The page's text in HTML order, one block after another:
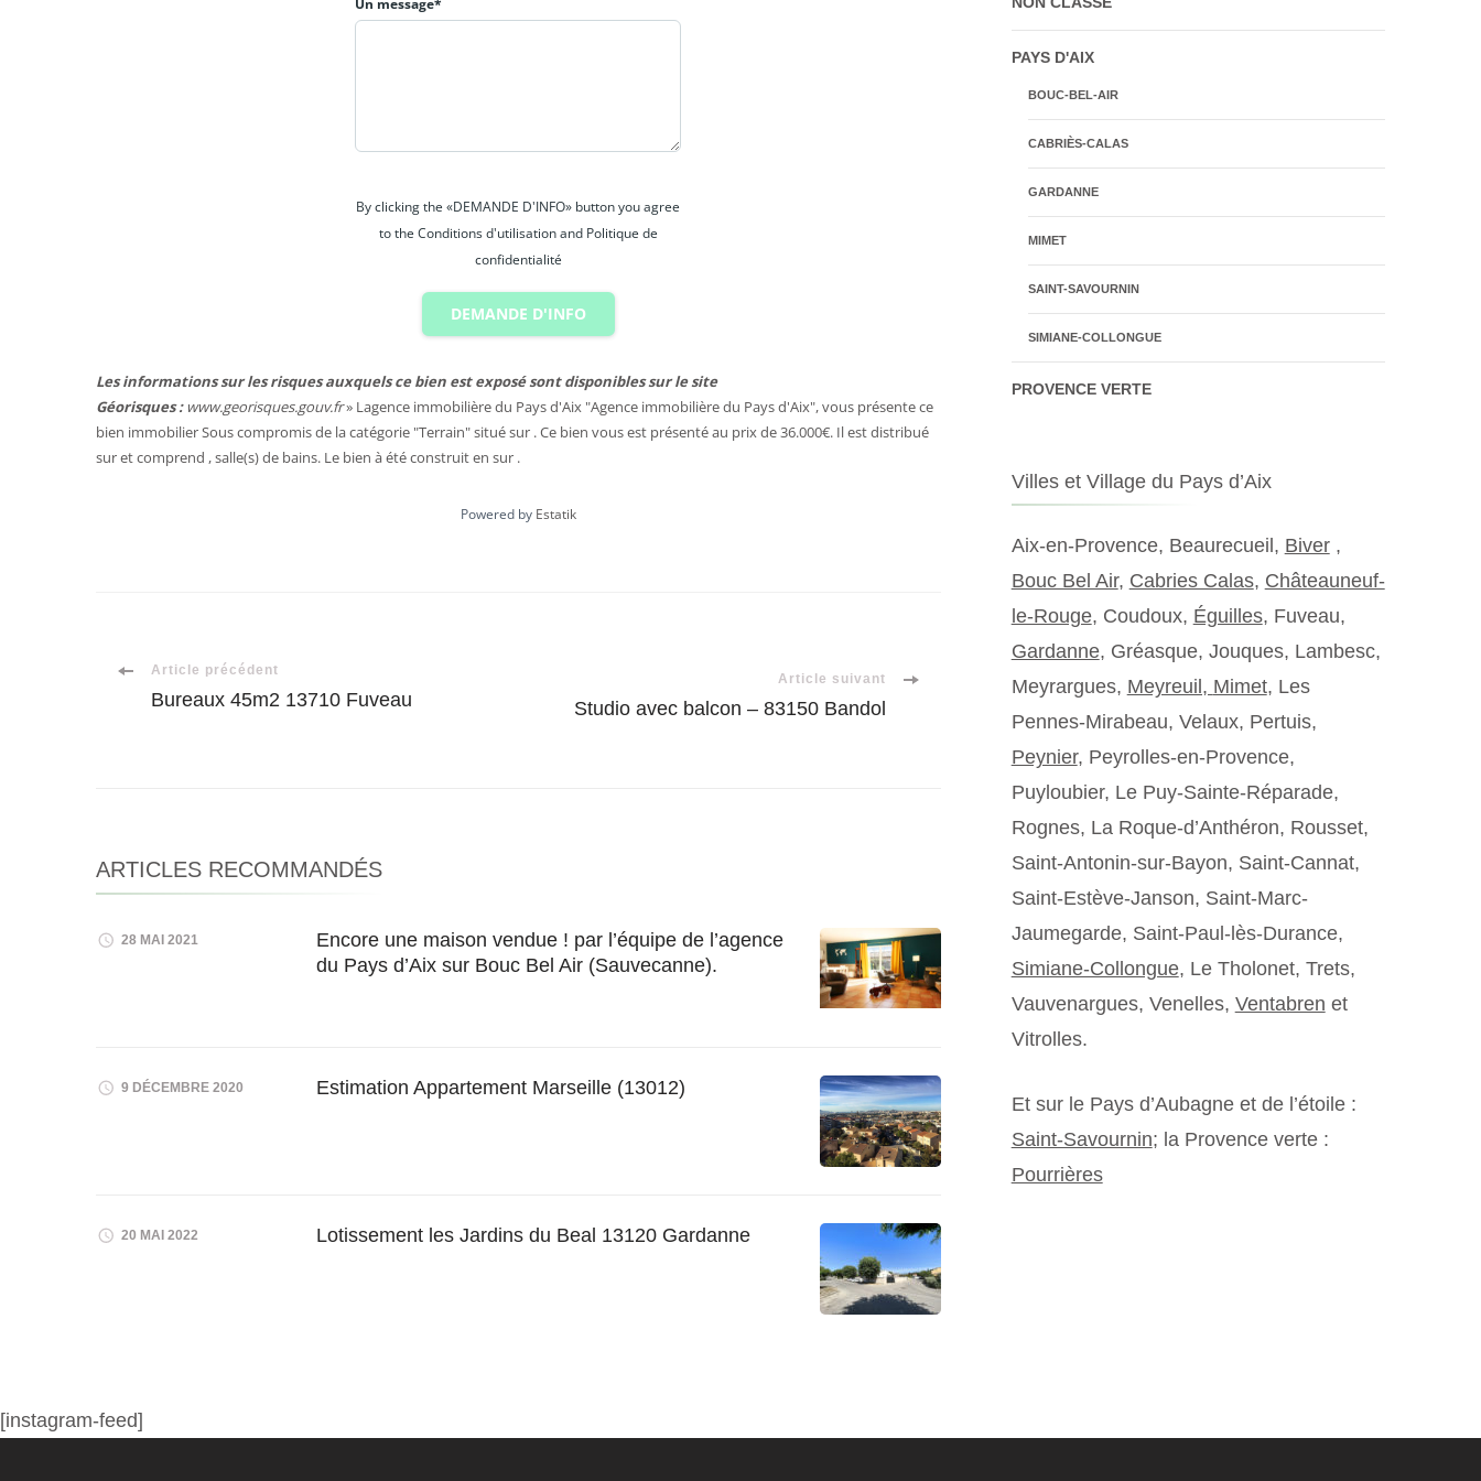
Un message*
By clicking the «DEMANDE D'INFO» button you agree
to the Conditions d'utilisation and Politique de
confidentialité
DEMANDE D'INFO
Les informations sur les risques auxquels ce bien est exposé sont disponibles sur le site
Géorisques : www.georisques.gouv.fr» Lagence immobilière du Pays d'Aix "Agence immobilière du Pays d'Aix", vous présente ce
bien immobilierSous compromisde la catégorie "Terrain" situé sur . Ce bien vous est présenté au prix de 36.000€. Il est distribué
sur et comprend , salle(s) de bains. Le bien à été construit en sur .
Powered by Estatik
Navigation
Article précédent
Bureaux 45m2 13710 Fuveau
Article suivant
Studio avec balcon – 83150 Bandol
ARTICLES RECOMMANDÉS
28 MAI 2021
Encore une maison vendue ! par l’équipe de l’agence
du Pays d’Aix sur Bouc Bel Air (Sauvecanne).
9 DÉCEMBRE 2020 Estimation Appartement Marseille (13012)
20 MAI 2022 Lotissement les Jardins du Beal 13120 Gardanne
PAYS D'AIX
BOUC-BEL-AIR
CABRIÈS-CALAS
GARDANNE
MIMET
SAINT-SAVOURNIN
SIMIANE-COLLONGUE
PROVENCE VERTE
Villes et Village du Pays d’Aix
Aix-en-Provence, Beaurecueil, Biver,
Bouc Bel Air, Cabries Calas, Châteauneuf-
le-Rouge, Coudoux, Éguilles, Fuveau,
Gardanne, Gréasque, Jouques, Lambesc,
Meyrargues, Meyreuil, Mimet, Les
Pennes-Mirabeau, Velaux, Pertuis,
Peynier, Peyrolles-en-Provence,
Puyloubier, Le Puy-Sainte-Réparade,
Rognes, La Roque-d’Anthéron, Rousset,
Saint-Antonin-sur-Bayon, Saint-Cannat,
Saint-Estève-Janson, Saint-Marc-
Jaumegarde, Saint-Paul-lès-Durance,
Simiane-Collongue, Le Tholonet, Trets,
Vauvenargues, Venelles, Ventabren et
Vitrolles.
Et sur le Pays d’Aubagne et de l’étoile :
Saint-Savournin; la Provence verte :
Pourrières
[instagram-feed]